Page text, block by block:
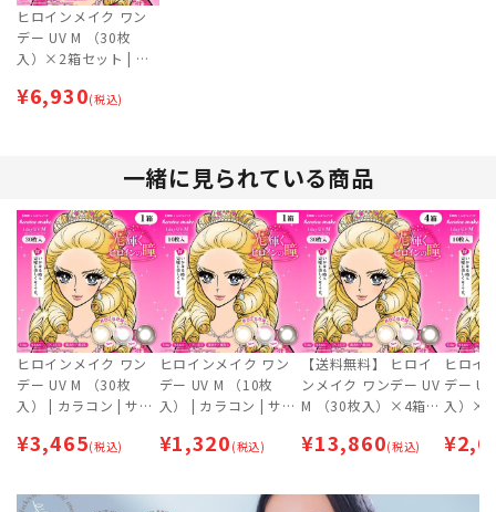
ヒロインメイク ワン
デー UV M （30枚
入）×2箱セット | カ
ズ
¥6,930(税込)
一緒に見られている商品
ヒロインメイク ワン
デー UV M （30枚
入） | カラコン | サー
¥3,465(税込)
ヒロインメイク ワン
デー UV M （10枚
入） | カラコン | サー
¥1,320 (税込)
【送料無料】 ヒロイ
ンメイク ワンデー UV
M （30枚入）×4箱セ
クルレンズ
¥13,860(税込)
ヒロイ
デー
入）×2
¥